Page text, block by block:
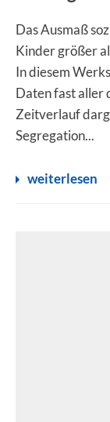
Das Ausmaß
Kinder größer
In diesem
Daten fast aller
Zeitverlauf
Segregation...
weiterlesen